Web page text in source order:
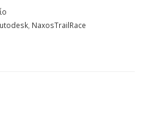
, NaxosTrailRace